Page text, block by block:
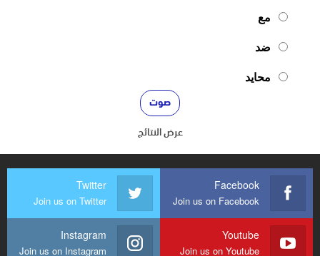
مع
ضد
محايد
عرض النتائج
Facebook
Join us on Facebook
Twitter
Join us on Twitter
Youtube
Join us on Youtube
Instagram
Join us on Instagram